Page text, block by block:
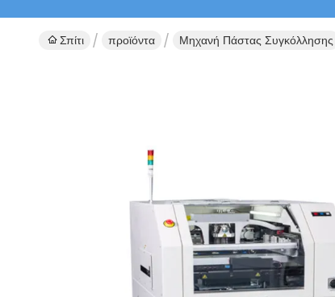
Σπίτι προϊόντα Μηχανή Πάστας Συγκόλλησης